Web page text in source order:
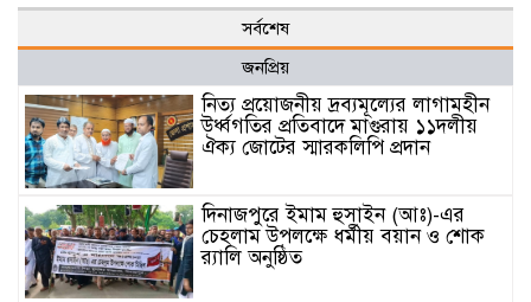
সর্বশেষ
জনপ্রিয়
নিত্য প্রয়োজনীয় দ্রব্যমূল্যের লাগামহীন
উর্ধ্বগতির প্রতিবাদে মাগুরায় ১১দলীয়
ঐক্য জোটের স্মারকলিপি প্রদান
দিনাজপুরে ইমাম হুসাইন (আঃ)-এর
চেহলাম উপলক্ষে ধর্মীয় বয়ান ও শোক
র‍্যালি অনুষ্ঠিত